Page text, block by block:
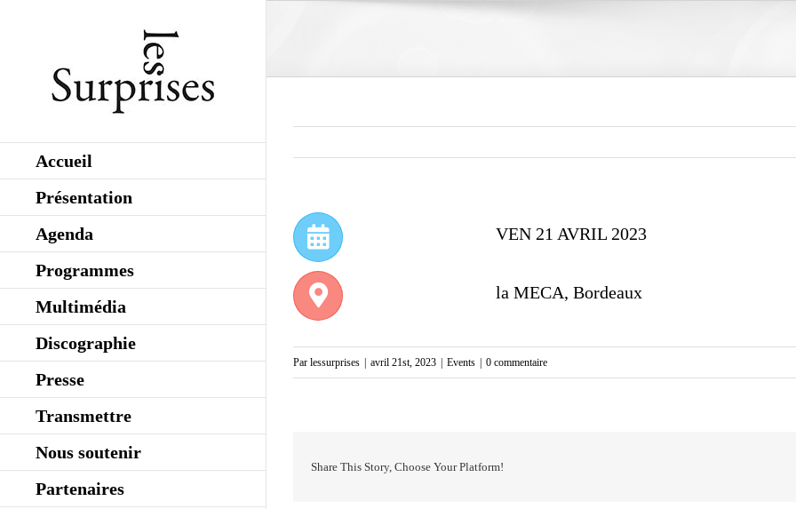
Accueil
Présentation
Agenda
Programmes
Multimédia
Discographie
Presse
Transmettre
Nous soutenir
Partenaires
VEN 21 AVRIL 2023
la MECA, Bordeaux
Par lessurprises avril 21st, 2023 Events 0 commentaire
Share This Story, Choose Your Platform!